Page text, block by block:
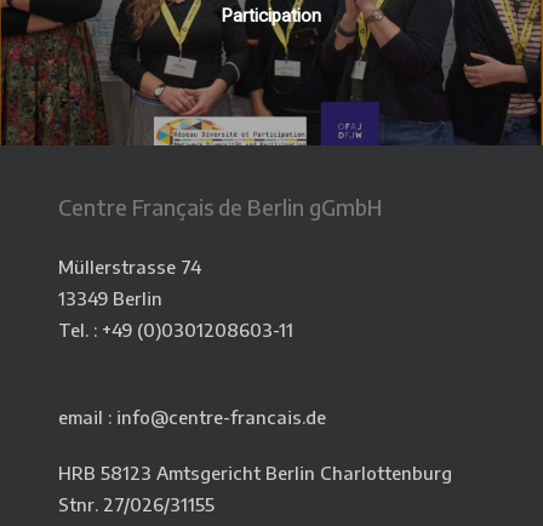
Participation
Centre Français de Berlin gGmbH
Müllerstrasse 74
13349 Berlin
Tel. : +49 (0)0301208603-11
email : info@centre-francais.de
HRB 58123 Amtsgericht Berlin Charlottenburg
Stnr. 27/026/31155